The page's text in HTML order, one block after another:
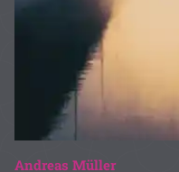
Andreas Müller